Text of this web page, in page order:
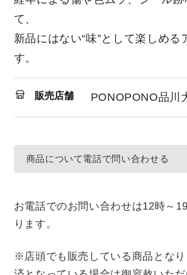
て、
新品にはない“味”として楽しめる
す。
販売店舗 PONOPONO品川
商品について電話で問い合わせる
お電話でのお問い合わせは12時～
ります。
※店頭でも販売している商品とな